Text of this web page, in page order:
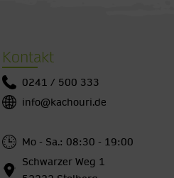
Kontakt
0241 / 500 333
info@kachouri.de
Mo - Sa.: 08:30 - 19:00
Schwarzer Weg 1